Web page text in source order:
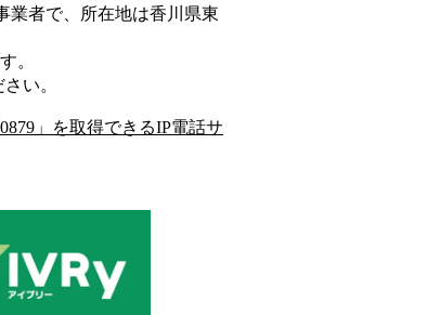
業者で、所在地は香川県東
。
い。
0879 」を取得できるIP電話サ